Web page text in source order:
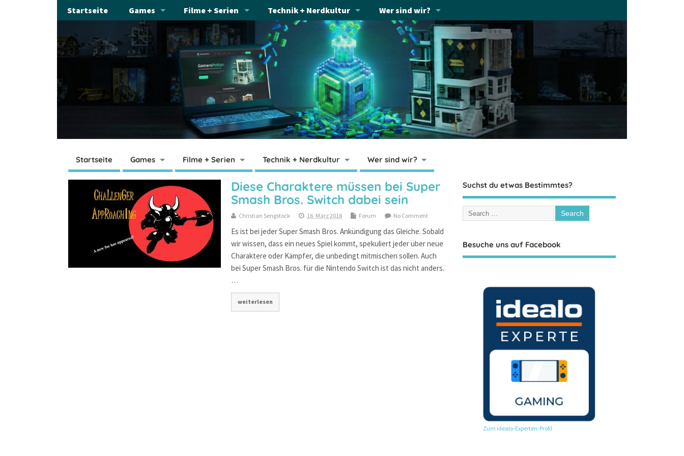
Startseite Games Filme + Serien Technik + Nerdkultur Wer sind wir?
Startseite Games Filme + Serien Technik + Nerdkultur Wer sind wir?
Diese Charaktere müssen bei Super
Smash Bros. Switch dabei sein
Christian Sengstock 16. März 2018 Forum No Comment
Es ist bei jeder Super Smash Bros. Ankündigung das Gleiche. Sobald
wir wissen, dass ein neues Spiel kommt, spekuliert jeder über neue
Charaktere oder Kämpfer, die unbedingt mitmischen sollen. Auch
bei Super Smash Bros. für die Nintendo Switch ist das nicht anders.
…
weiterlesen
Suchst du etwas Bestimmtes?
Besuche uns auf Facebook
Zum idealo-Experten-Profil